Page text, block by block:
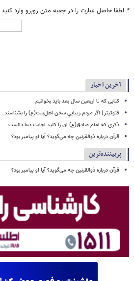
* لطفا حاصل عبارت را در جعبه متن روبرو وارد کنید
آخرین اخبار
کتابی که تا اربعین سال بعد باید بخوانیم
فتوتیتر | اگر مردم زیباییِ سخن اهل‌بیت(ع) را بشناسند...
ذکری که امام صادق(ع) آن را کلید اجابت دعا دانست
قرآن درباره ذوالقرنین چه می‌گوید؟ آیا او پیامبر بود؟
پربیننده‌ترین
قرآن درباره ذوالقرنین چه می‌گوید؟ آیا او پیامبر بود؟